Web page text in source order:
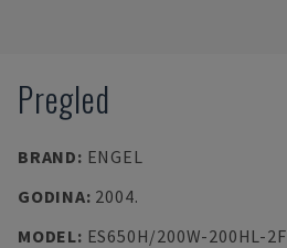
Pregled
BRAND: ENGEL
GODINA: 2004.
MODEL: ES650H/200W-200HL-2F